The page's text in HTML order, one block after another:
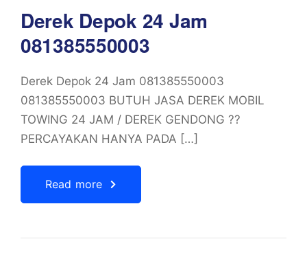
Derek Depok 24 Jam
081385550003
Derek Depok 24 Jam 081385550003
081385550003 BUTUH JASA DEREK MOBIL
TOWING 24 JAM / DEREK GENDONG ??
PERCAYAKAN HANYA PADA […]
Read more